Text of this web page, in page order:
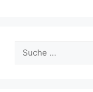
nach: